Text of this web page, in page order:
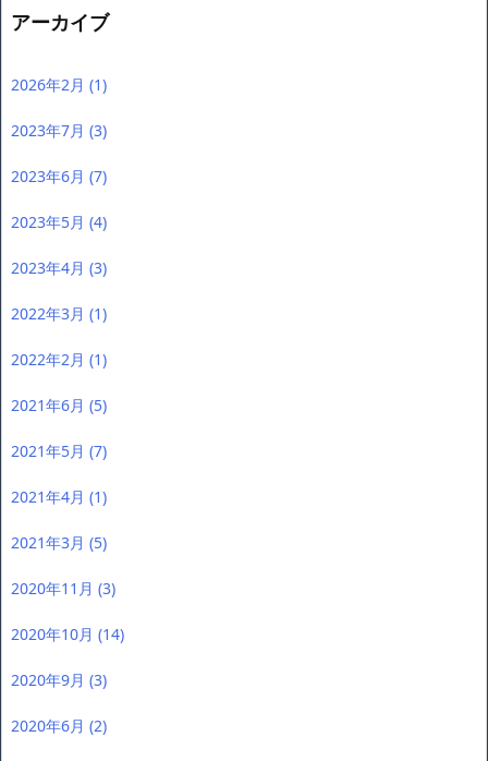
アーカイブ
2026年2月 (1)
2023年7月 (3)
2023年6月 (7)
2023年5月 (4)
2023年4月 (3)
2022年3月 (1)
2022年2月 (1)
2021年6月 (5)
2021年5月 (7)
2021年4月 (1)
2021年3月 (5)
2020年11月 (3)
2020年10月 (14)
2020年9月 (3)
2020年6月 (2)